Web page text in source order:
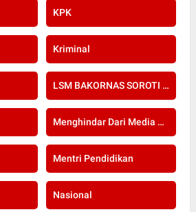
KPK
Kriminal
LSM BAKORNAS SOROTI RE-SERTIFIKASI KOMPETENSI APOTEKER YANG DI SELENGGARAKAN OLEH KOLEGIUM FARMASI
Menghindar Dari Media Setelah Terbongkar Kasus Dugaan Gratifikasi Komisioner KPU Kota Bogor
Mentri Pendidikan
Nasional